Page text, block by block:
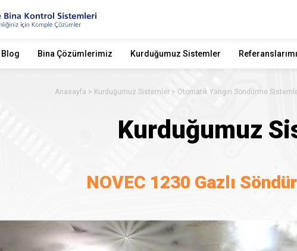
Blog Bina Çözümlerimiz Kurduğumuz Sistemler
Anasayfa Kurduğumuz Sistemler Otomatik Yangın Söndürme
Kurduğumuz
NOVEC 1230 Gazlı